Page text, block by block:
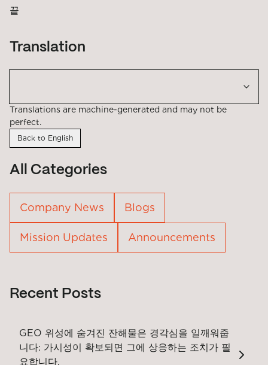
끝
Translation
Translations are machine-generated and may not be
perfect.
Back to English
All Categories
Company News Blogs
Mission Updates Announcements
Recent Posts
GEO 위성에 숨겨진 잔해물은 경각심을 일깨워줍
니다: 가시성이 확보되면 그에 상응하는 조치가 필
요합니다.